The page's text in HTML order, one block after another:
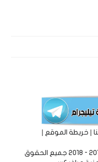
|خريطة الموقع |
موقع ( لا ) الأخباري المستقل © 2016 - 2018 جميع الحقوق